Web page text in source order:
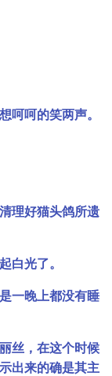
呵呵的笑两声。
理好猫头鸽所遗
白光了。
一晚上都没有睡
丝，在这个时候
出来的确是其主